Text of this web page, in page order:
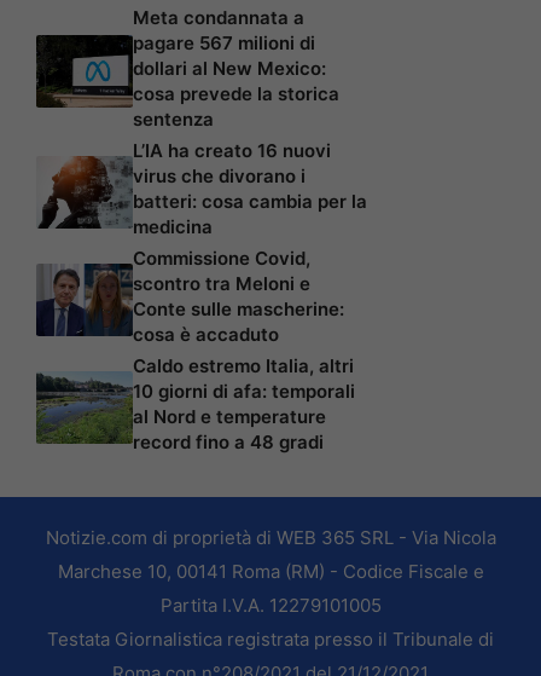
Meta condannata a
pagare 567 milioni di
dollari al New Mexico:
cosa prevede la storica
sentenza
L’IA ha creato 16 nuovi
virus che divorano i
batteri: cosa cambia per la
medicina
Commissione Covid,
scontro tra Meloni e
Conte sulle mascherine:
cosa è accaduto
Caldo estremo Italia, altri
10 giorni di afa: temporali
al Nord e temperature
record fino a 48 gradi
Notizie.com di proprietà di WEB 365 SRL - Via Nicola
Marchese 10, 00141 Roma (RM) - Codice Fiscale e
Partita I.V.A. 12279101005
Testata Giornalistica registrata presso il Tribunale di